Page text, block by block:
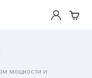
мощности и